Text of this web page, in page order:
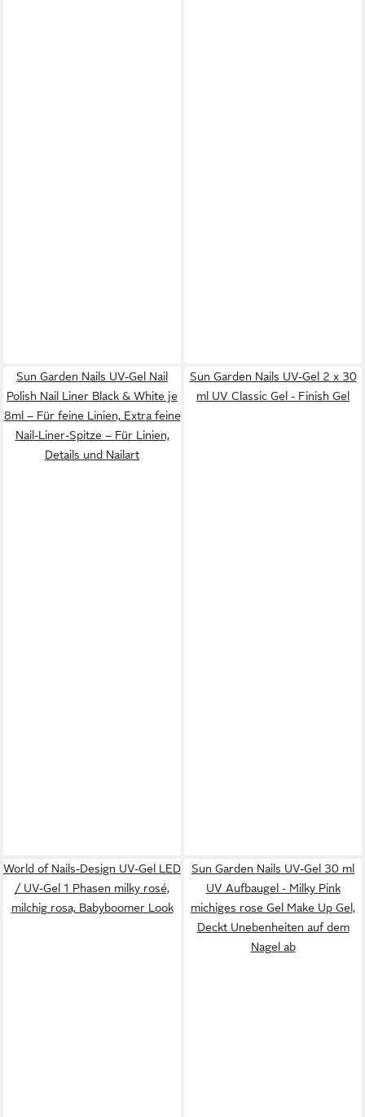
Sun Garden Nails UV-Gel Nail
Polish Nail Liner Black & White je
8ml – Für feine Linien, Extra feine
Nail-Liner-Spitze – Für Linien,
Details und Nailart
Sun Garden Nails UV-Gel 2 x 30
ml UV Classic Gel - Finish Gel
World of Nails-Design UV-Gel LED
/ UV-Gel 1 Phasen milky rosé,
milchig rosa, Babyboomer Look
Sun Garden Nails UV-Gel 30 ml
UV Aufbaugel - Milky Pink
michiges rose Gel Make Up Gel,
Deckt Unebenheiten auf dem
Nagel ab